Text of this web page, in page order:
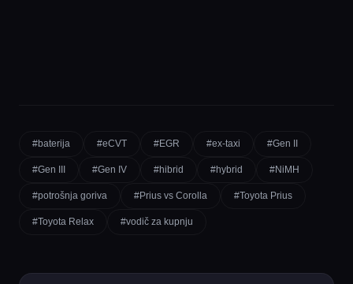
#baterija #eCVT #EGR #ex-taxi #Gen II
#Gen III #Gen IV #hibrid #hybrid #NiMH
#potrošnja goriva #Prius vs Corolla #Toyota Prius
#Toyota Relax #vodič za kupnju